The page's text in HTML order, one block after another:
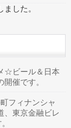
した。
☆ビール＆日本
催です。
フィナンシャ
、東京金融ビレ